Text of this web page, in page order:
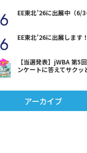
EE東北’26に出展中（6/3
EE東北’26に出展します
【当選発表】jWBA 第5
ンケートに答えてサクッ
アーカイブ